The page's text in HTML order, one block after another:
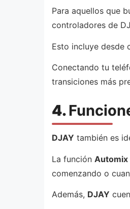
Para aquellos que
controladores de
Esto incluye desde
Conectando tu
transiciones más
4.
DJAY también es
La función Automix
comenzando o
Además, DJAY